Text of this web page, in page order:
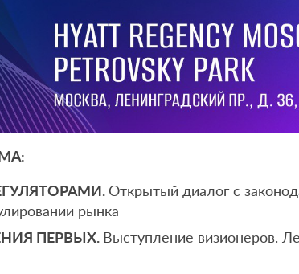
Открытый диалог с
рынка
ПЕРВЫХ. Выступление визионеров.